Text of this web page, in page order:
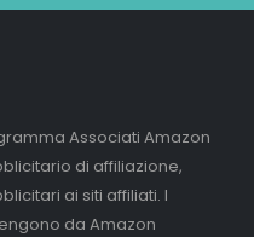
Associati Amazon
di affiliazione,
ai siti affiliati. I
da Amazon